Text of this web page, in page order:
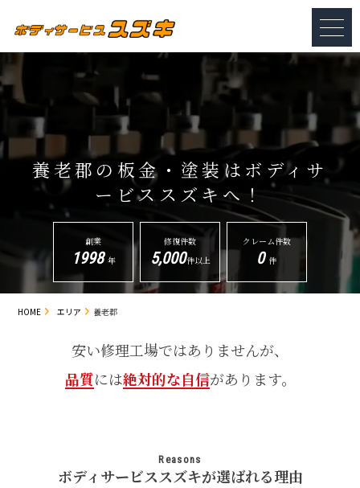
養老郡の板金・塗装は ボディサ
ービススズキへ！
創業
1998 年
修復件数
5,000件以上
クレーム件数
0 件
HOME エリア 養老郡
安い修理工場ではありませんが、
品質には絶対的な自信があります。
Reasons
ボディサービススズキが選ばれる理由